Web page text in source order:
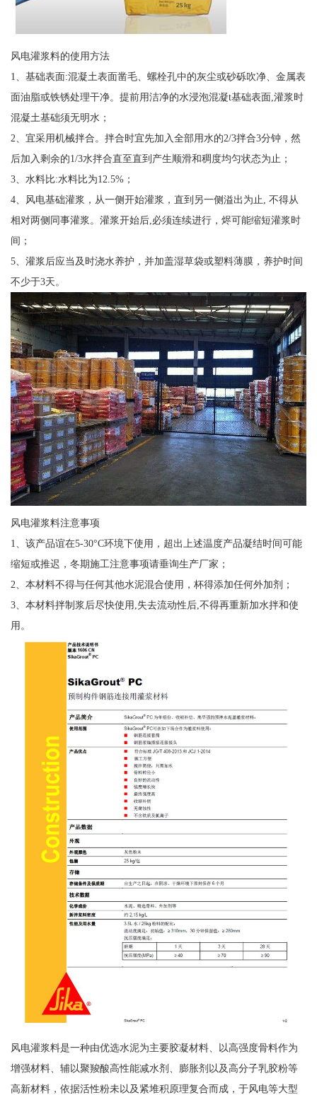
风电灌浆料的使用方法
1、基础表面:混凝土表面凿毛、螺栓孔中的灰尘或砂砾吹净、金属表
面油脂或铁锈处理干净。提前用洁净的水浸泡混凝t基础表面,灌浆时
混凝土基础须无明水；
2、宜采用机械拌合。拌合时宜先加入全部用水的2/3拌合3分钟，然
后加入剩余的1/3水拌合直至直到产生顺滑和稠度均匀状态为止；
3、水料比:水料比为12.5%；
4、风电基础灌浆，从一侧开始灌浆，直到另一侧溢出为止, 不得从
相对两侧同事灌浆。灌浆开始后,必须连续进行，烬可能缩短灌浆时
间；
5、灌浆后应当及时浇水养护，并加盖湿草袋或塑料薄膜，养护时间
不少于3天。
风电灌浆料注意事项
1、该产品谊在5-30°C环境下使用，超出上述温度产品凝结时间可能
缩短或推迟，冬期施工注意事项请垂询生产厂家；
2、本材料不得与任何其他水泥混合使用，杯得添加任何外加剂；
3、本材料拌制浆后尽快使用,失去流动性后,不得再重新加水拌和使
用。
风电灌浆料是一种由优选水泥为主要胶凝材料、以高强度骨料作为
增强材料、辅以聚羧酸高性能减水剂、膨胀剂以及高分子乳胶粉等
高新材料，依据活性粉未以及紧堆积原理复合而成，于风电等大型